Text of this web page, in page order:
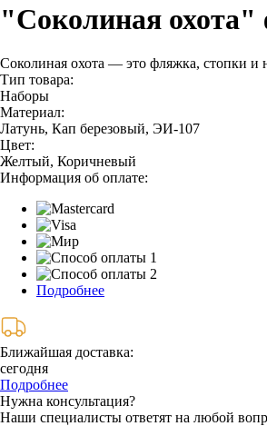
"Соколиная
Соколиная охота — это фляжка, стопки
Тип товара:
Наборы
Материал:
Латунь, Кап березовый, ЭИ-107
Цвет:
Желтый, Коричневый
Информация об оплате:
Подробнее
Ближайшая доставка:
сегодня
Подробнее
Нужна консультация?
Наши специалисты ответят на любой